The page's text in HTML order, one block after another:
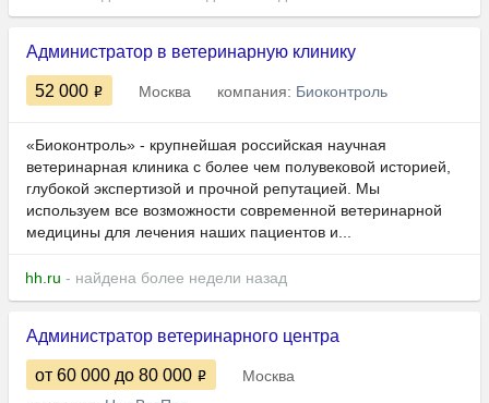
Администратор в ветеринарную клинику
52 000 Москва компания: Биоконтроль
«Биоконтроль» - крупнейшая российская научная
ветеринарная клиника c более чем полувековой историей,
глубокой экспертизой и прочной репутацией. Мы
используем все возможности современной ветеринарной
медицины для лечения наших пациентов и...
hh.ru - найдена более недели назад
Администратор ветеринарного центра
от 60 000 до 80 000
Москва